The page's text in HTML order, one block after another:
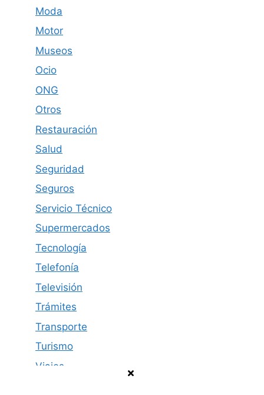
Moda
Motor
Museos
Ocio
ONG
Otros
Restauración
Salud
Seguridad
Seguros
Servicio Técnico
Supermercados
Tecnología
Telefonía
Televisión
Trámites
Transporte
Turismo
Viajes